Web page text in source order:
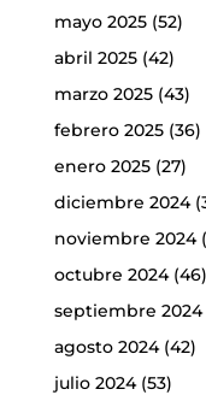
mayo 2025(52)
abril 2025(42)
marzo 2025(43)
febrero 2025(36)
enero 2025(27)
diciembre 2024
noviembre 2024
octubre 2024(46)
septiembre 2024
agosto 2024(42)
julio 2024(53)